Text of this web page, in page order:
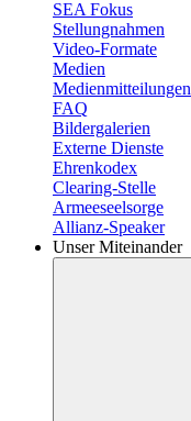
SEA Fokus
Stellungnahmen
Video-Formate
Medien
Medienmitteilungen
FAQ
Bildergalerien
Externe Dienste
Ehrenkodex
Clearing-Stelle
Armeeseelsorge
Allianz-Speaker
Unser Miteinander